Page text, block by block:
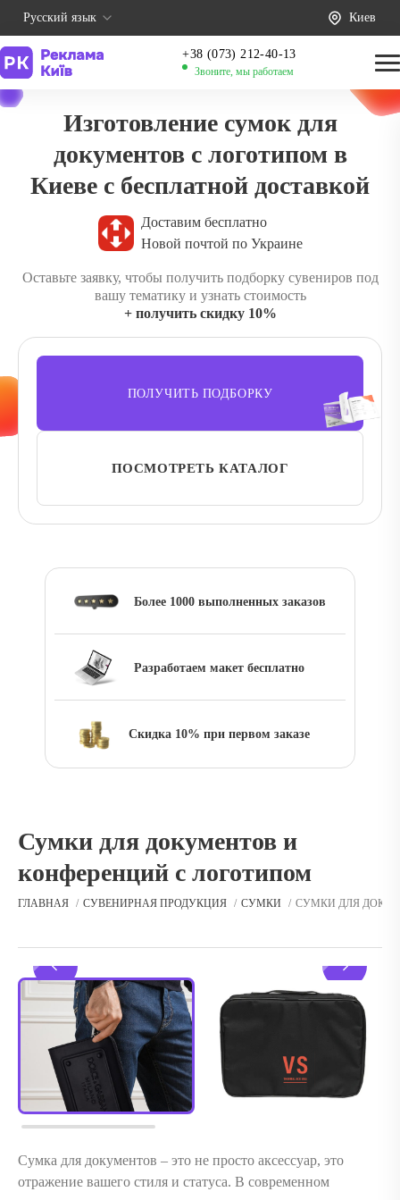
Русский язык Киев
+38 (073) 212-40-13
Звоните, мы работаем
Изготовление сумок для
документов с логотипом в
Киеве с бесплатной доставкой
Доставим бесплатно
Новой почтой по Украине
Оставьте заявку, чтобы получить подборку сувениров под
вашу тематику и узнать стоимость
+ получить скидку 10%
ПОЛУЧИТЬ ПОДБОРКУ
ПОСМОТРЕТЬ КАТАЛОГ
Более 1000 выполненных заказов
Разработаем макет бесплатно
Скидка 10% при первом заказе
Сумки для документов и
конференций с логотипом
ГЛАВНАЯ СУВЕНИРНАЯ ПРОДУКЦИЯ СУМКИ СУМКИ ДЛЯ
Сумка для документов – это не просто аксессуар, это
отражение вашего стиля и статуса. В современном